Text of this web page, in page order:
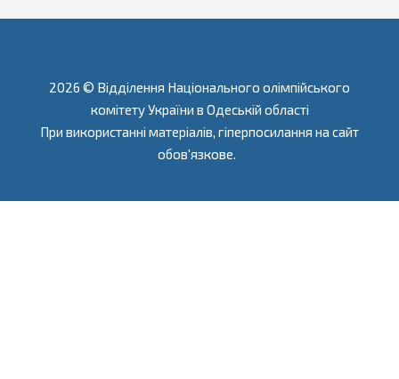
2026 © Відділення Національного олімпійського
комітету України в Одеській області
При використанні матеріалів, гіперпосилання на сайт
обов'язкове.